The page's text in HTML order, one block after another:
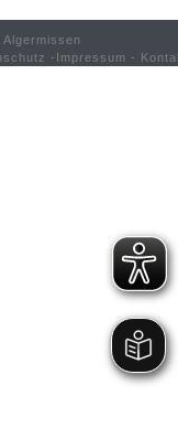
- Impressum -